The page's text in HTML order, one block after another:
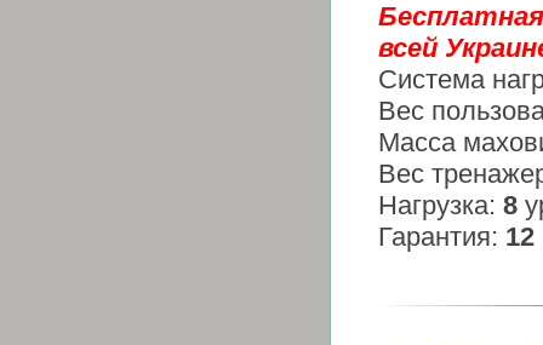
всей
Система
Вес
Масса
Вес
Нагрузка: 8
Гарантия: 12